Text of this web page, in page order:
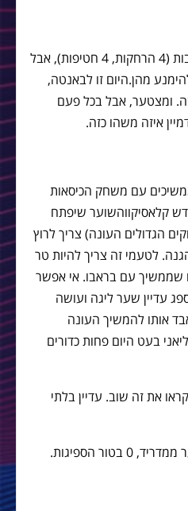
(4 הרחקות, 4 חטיפות), אבל
מהן.היום זו לבאנטה,
. ומצטער, אבלבכלפעם
איזה משהו כזה.
עם משחק הכיסאות
קלאסיקווהשוער שיפתח
הגדולים העונה) צריךלרוץ
. לטעמי זה צריךלהיות טר
ו שממשיך עם בראבו. אי אפשר
עדיין שערליגה ועושה
אותו להמשיך העונה
בעט היום פחותכדורים
אתזה שוב. עדייןבלתי